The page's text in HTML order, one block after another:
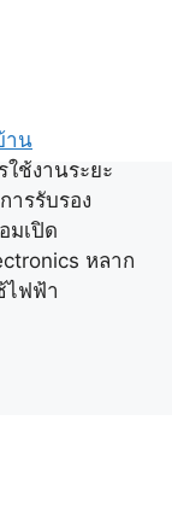
าน
ใช้งานระยะ
ารรับรอง
มเปิด
หลาก
ไฟฟ้า